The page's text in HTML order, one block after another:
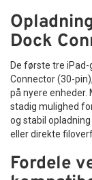
Dock
De første tre iPad-
Connector (30-
på nyere
stadig mulighed
og stabil
eller direkte
Fordele